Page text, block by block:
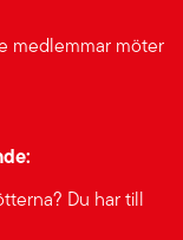
medlemmar möter
Du har till